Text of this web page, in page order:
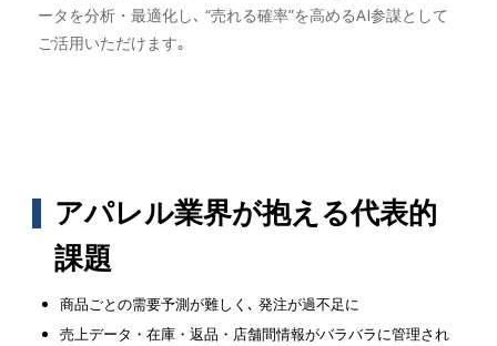
ータを分析・最適化し､ “売れる確率”を高めるAI参謀として
ご活用いただけます｡
アパレル業界が抱える代表的
課題
商品ごとの需要予測が難しく､ 発注が過不足に
売上データ・在庫・返品・店舗間情報がバラバラに管理され